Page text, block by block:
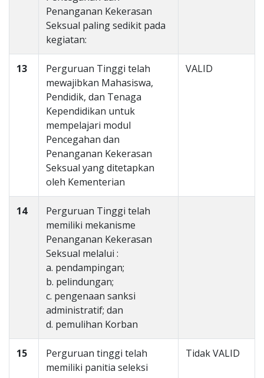
Penanganan Kekerasan
Seksual paling sedikit pada
kegiatan:
13
Perguruan Tinggi telah
mewajibkan Mahasiswa,
Pendidik, dan Tenaga
Kependidikan untuk
mempelajari modul
Pencegahan dan
Penanganan Kekerasan
Seksual yang ditetapkan
oleh Kementerian
VALID
14
Perguruan Tinggi telah
memiliki mekanisme
Penanganan Kekerasan
Seksual melalui :
a. pendampingan;
b. pelindungan;
c. pengenaan sanksi
administratif; dan
d. pemulihan Korban
15
Perguruan tinggi telah
memiliki panitia seleksi
Tidak VALID